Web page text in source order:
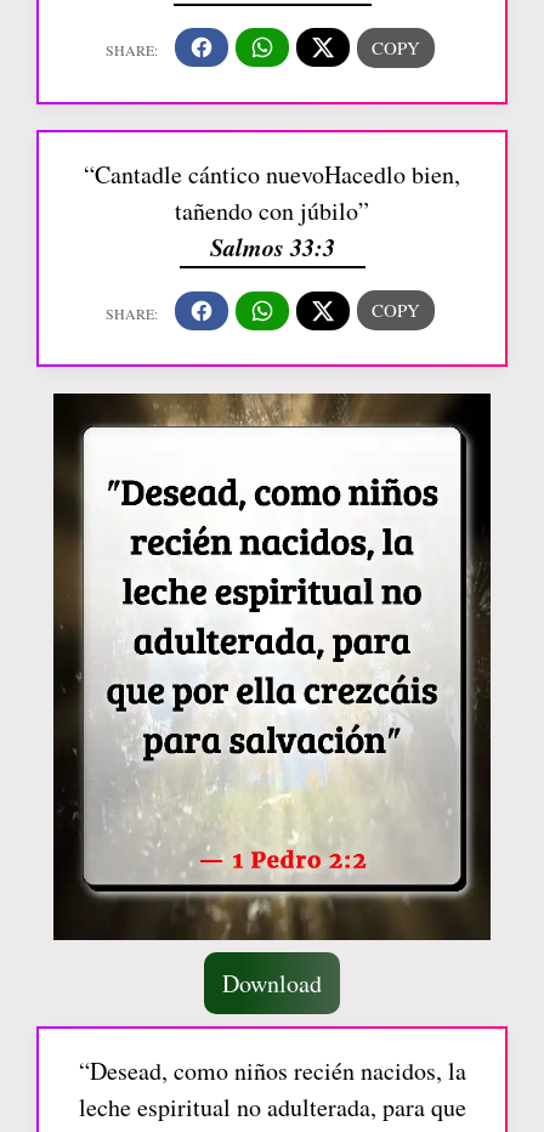
“Cantadle cántico nuevoHacedlo bien,
tañendo con júbilo”
Salmos 33:3
Download
“Desead, como niños recién nacidos, la
leche espiritual no adulterada, para que